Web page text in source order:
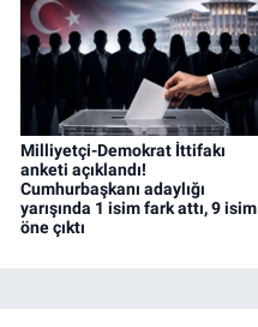
Milliyetçi-Demokrat İttifakı
anketi açıklandı!
Cumhurbaşkanı adaylığı
yarışında 1 isim fark attı, 9 isim
öne çıktı